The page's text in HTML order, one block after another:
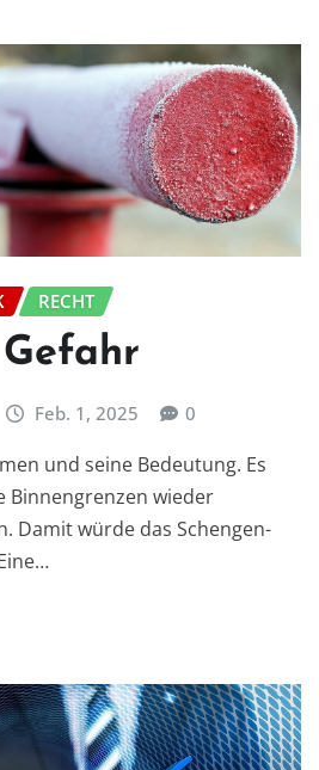
RECHT
Feb. 1, 2025 0
und seine Bedeutung. Es
Binnengrenzen wieder
Damit würde das Schengen-